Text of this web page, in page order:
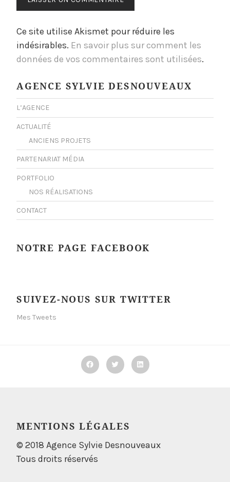
Ce site utilise Akismet pour réduire les
indésirables. En savoir plus sur comment les
données de vos commentaires sont utilisées.
AGENCE SYLVIE DESNOUVEAUX
L’AGENCE
ACTUALITÉ
ANCIENS PROJETS
PARTENARIAT MÉDIA
PORTFOLIO
NOS RÉALISATIONS
CONTACT
NOTRE PAGE FACEBOOK
SUIVEZ-NOUS SUR TWITTER
Mes Tweets
FacebookTwitterLinkedin
MENTIONS LÉGALES
© 2018 Agence Sylvie Desnouveaux
Tous droits réservés